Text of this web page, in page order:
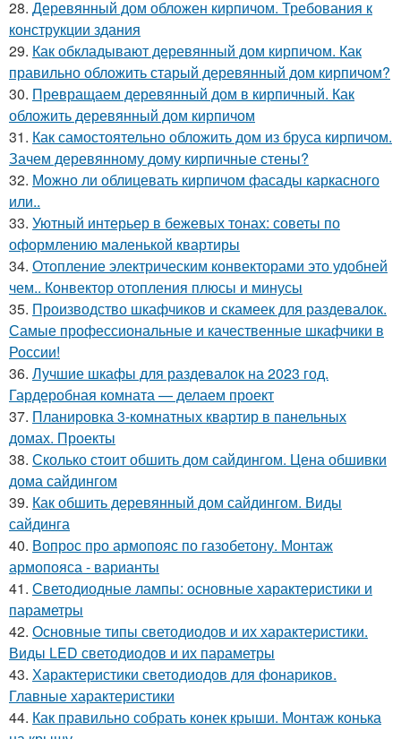
28. Деревянный дом обложен кирпичом. Требования к
конструкции здания
29. Как обкладывают деревянный дом кирпичом. Как
правильно обложить старый деревянный дом кирпичом?
30. Превращаем деревянный дом в кирпичный. Как
обложить деревянный дом кирпичом
31. Как самостоятельно обложить дом из бруса кирпичом.
Зачем деревянному дому кирпичные стены?
32. Можно ли облицевать кирпичом фасады каркасного
или..
33. Уютный интерьер в бежевых тонах: советы по
оформлению маленькой квартиры
34. Отопление электрическим конвекторами это удобней
чем.. Конвектор отопления плюсы и минусы
35. Производство шкафчиков и скамеек для раздевалок.
Самые профессиональные и качественные шкафчики в
России!
36. Лучшие шкафы для раздевалок на 2023 год.
Гардеробная комната — делаем проект
37. Планировка 3-комнатных квартир в панельных
домах. Проекты
38. Сколько стоит обшить дом сайдингом. Цена обшивки
дома сайдингом
39. Как обшить деревянный дом сайдингом. Виды
сайдинга
40. Вопрос про армопояс по газобетону. Монтаж
армопояса - варианты
41. Светодиодные лампы: основные характеристики и
параметры
42. Основные типы светодиодов и их характеристики.
Виды LED светодиодов и их параметры
43. Характеристики светодиодов для фонариков.
Главные характеристики
44. Как правильно собрать конек крыши. Монтаж конька